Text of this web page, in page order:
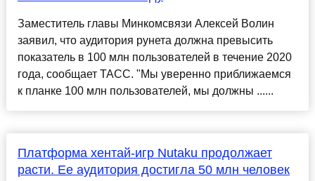
Заместитель главы Минкомсвязи Алексей Волин
заявил, что аудитория рунета должна превысить
показатель в 100 млн пользователей в течение 2020
года, сообщает ТАСС. "Мы уверенно приближаемся
к планке 100 млн пользователей, мы должны ......
Платформа хентай-игр Nutaku продолжает
расти. Ее аудитория достигла 50 млн человек